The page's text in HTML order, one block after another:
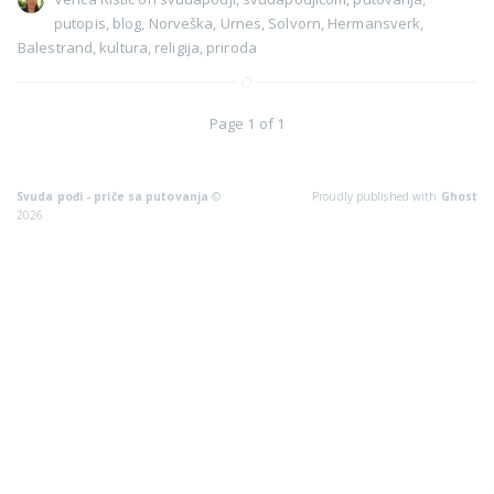
putopis blog Norveška Urnes Solvorn Hermansverk
Balestrand kultura religija priroda
Page 1 of 1
Svuda pođi - priče sa putovanja ©
2026
Proudly published with Ghost